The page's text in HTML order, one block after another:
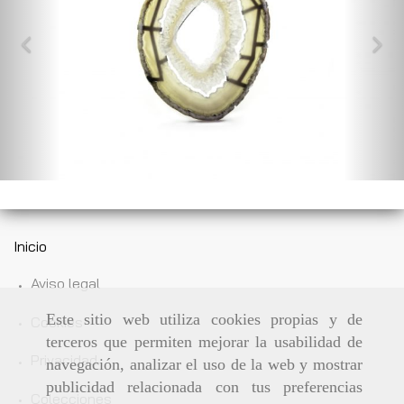
Este sitio web utiliza cookies propias y de
terceros que permiten mejorar la usabilidad de
navegación, analizar el uso de la web y mostrar
publicidad relacionada con tus preferencias
Inicio
Aviso legal
Cookies
Privacidad
Colecciones